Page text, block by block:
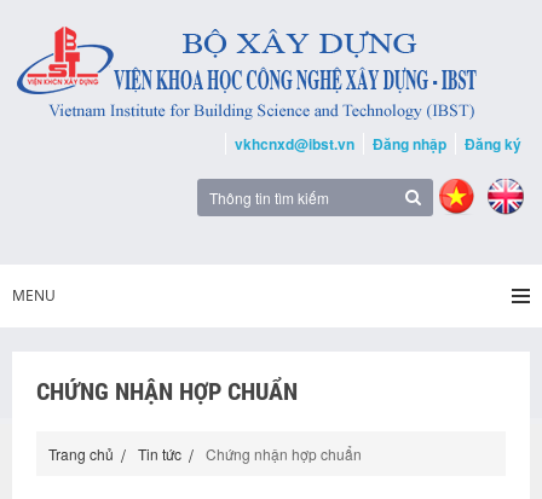
vkhcnxd@ibst.vn Đăng nhập Đăng ký
MENU
CHỨNG NHẬN HỢP CHUẨN
Trang chủ Tin tức Chứng nhận hợp chuẩn